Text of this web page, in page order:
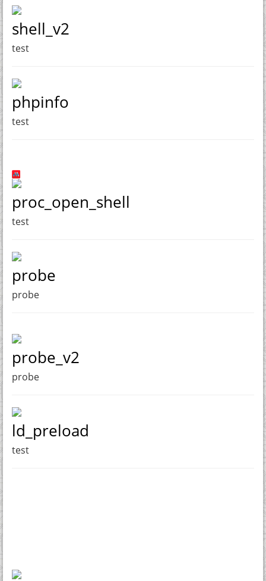
shell_v2
test
phpinfo
test
proc_open_shell
test
probe
probe
probe_v2
probe
ld_preload
test